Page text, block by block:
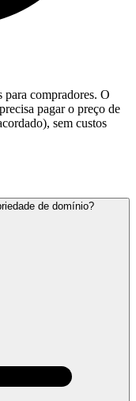
para compradores. O
pagar o preço de
sem custos
de domínio?